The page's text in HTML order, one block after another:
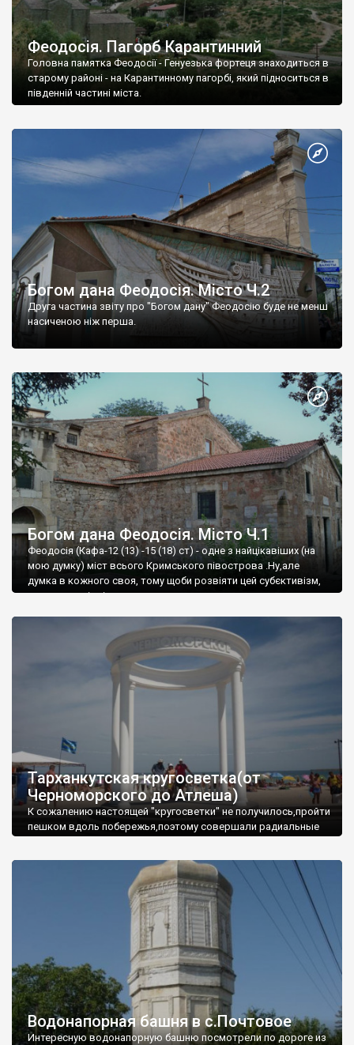
Феодосія. Пагорб Карантинний
Головна памятка Феодосії - Генуезька фортеця знаходиться в
старому районі - на Карантинному пагорбі, який підноситься в
південній частині міста.
Богом дана Феодосія. Місто Ч.2
Друга частина звіту про "Богом дану" Феодосію буде не менш
насиченою ніж перша.
Богом дана Феодосія. Місто Ч.1
Феодосія (Кафа-12 (13) -15 (18) ст) - одне з найцікавіших (на
мою думку) міст всього Кримського півострова .Ну,але
думка в кожного своя, тому щоби розвіяти цей субєктивізм,
запрошую відвідати це
Тарханкутская кругосветка(от
Черноморского до Атлеша)
К сожалению настоящей "кругосветки" не получилось,пройти
пешком вдоль побережья,поэтому совершали радиальные
Водонапорная башня в с.Почтовое
Интересную водонапорную башню посмотрели по дороге из